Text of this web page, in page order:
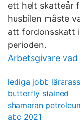
ett helt skatteår
husbilen måste
att fordonsskatt
perioden.
Arbetsgivare
lediga jobb
butterfly stained
shamaran
abc 2021